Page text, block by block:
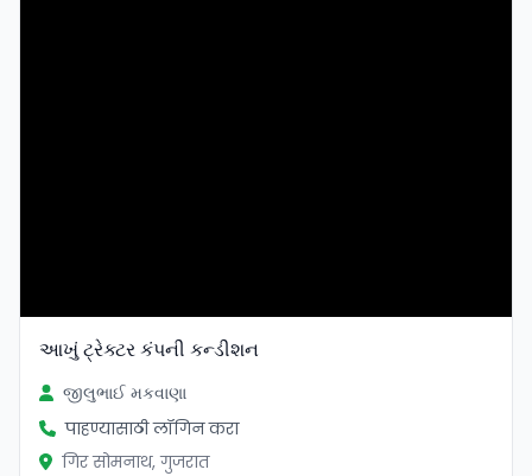
આખું ટ્રેક્ટર કંપની કન્ડીશન
જીલુભાઈ મકવાણા
पाहण्यासाठी लॉगिन करा
गिर सोमनाथ, गुजरात